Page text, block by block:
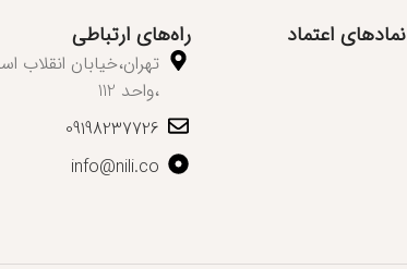
نمادهای اعتماد راه‌های ارتباطی
،واحد 112
09198237726
info@nili.co